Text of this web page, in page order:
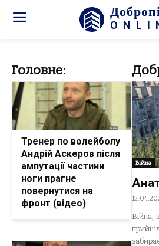
Головне:
Тренер по волейболу
Андрій Аскеров після
ампутації частини
ноги прагне
повернутися на
фронт (відео)
Війна
Війна,